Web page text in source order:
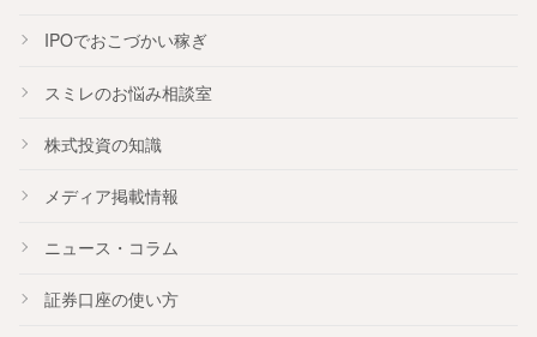
IPOでおこづかい稼ぎ
スミレのお悩み相談室
株式投資の知識
メディア掲載情報
ニュース・コラム
証券口座の使い方